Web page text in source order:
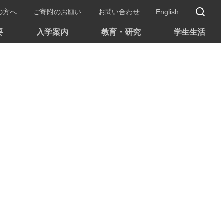
入学案内 教育・研究 学生生活
方へ ご寄附のお願い お問い合わせ English